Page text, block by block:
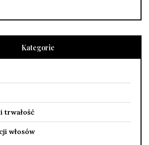
Kategorie
trwałość
włosów